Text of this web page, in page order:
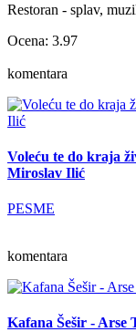
Restoran - splav,
Ocena: 3.97
komentara
Voleću te do kraja
Miroslav Ilić
PESME
komentara
Kafana Šešir - Arse